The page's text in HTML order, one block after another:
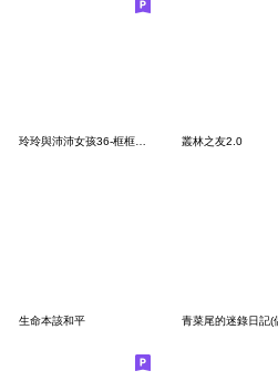
玲玲與沛沛女孩36-框框世界篇 叢林之友2.0
生命本該和平